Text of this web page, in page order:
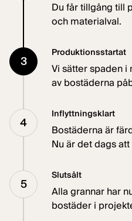
Du får tillgång till
och materialval.
3
Produktionsstartat
Vi sätter spaden i
av bostäderna
4
Inflyttningsklart
Bostäderna är
Nu är det dags att
5
Slutsålt
Alla grannar har
bostäder i